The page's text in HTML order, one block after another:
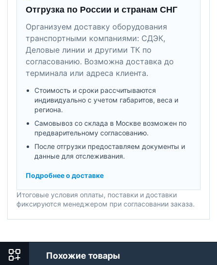
Отгрузка по России и странам СНГ
Организуем доставку оборудования
транспортными компаниями: СДЭК,
Деловые линии и другими ТК по
согласованию. Возможна доставка до
терминала или адреса клиента.
Стоимость и сроки рассчитываются
индивидуально с учетом габаритов, веса и
региона.
Самовывоз со склада в Москве возможен по
предварительному согласованию.
После отгрузки предоставляем документы и
данные для отслеживания.
Подробнее о доставке
Итоговые условия оплаты, поставки и доставки
фиксируются менеджером при согласовании заказа.
Похожие товары